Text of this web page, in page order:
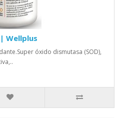
Wellplus
óxido dismutasa (SOD),